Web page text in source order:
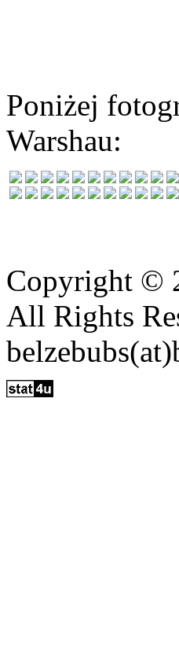
Poniżej
Warshau:
Copyright ©
All Rights